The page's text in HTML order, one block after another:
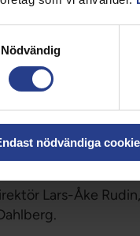
Nödvändig
nödvändiga
de ansvariga
en del av det
till årets
till
Linda Allansson
Lars-Åke